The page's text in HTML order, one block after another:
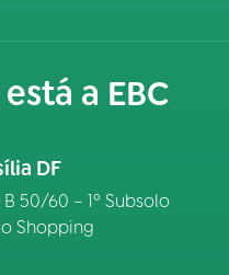
a EBC
DF
50/60 – 1º Subsolo
Shopping